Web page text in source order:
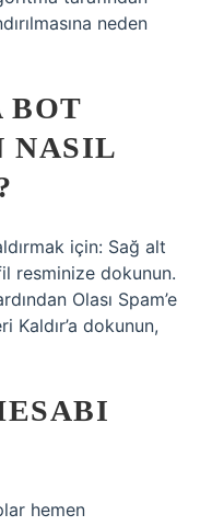
neden
BOT
NASIL
için: Sağ alt
resminize dokunun.
Olası Spam’e
Kaldır’a dokunun,
hemen